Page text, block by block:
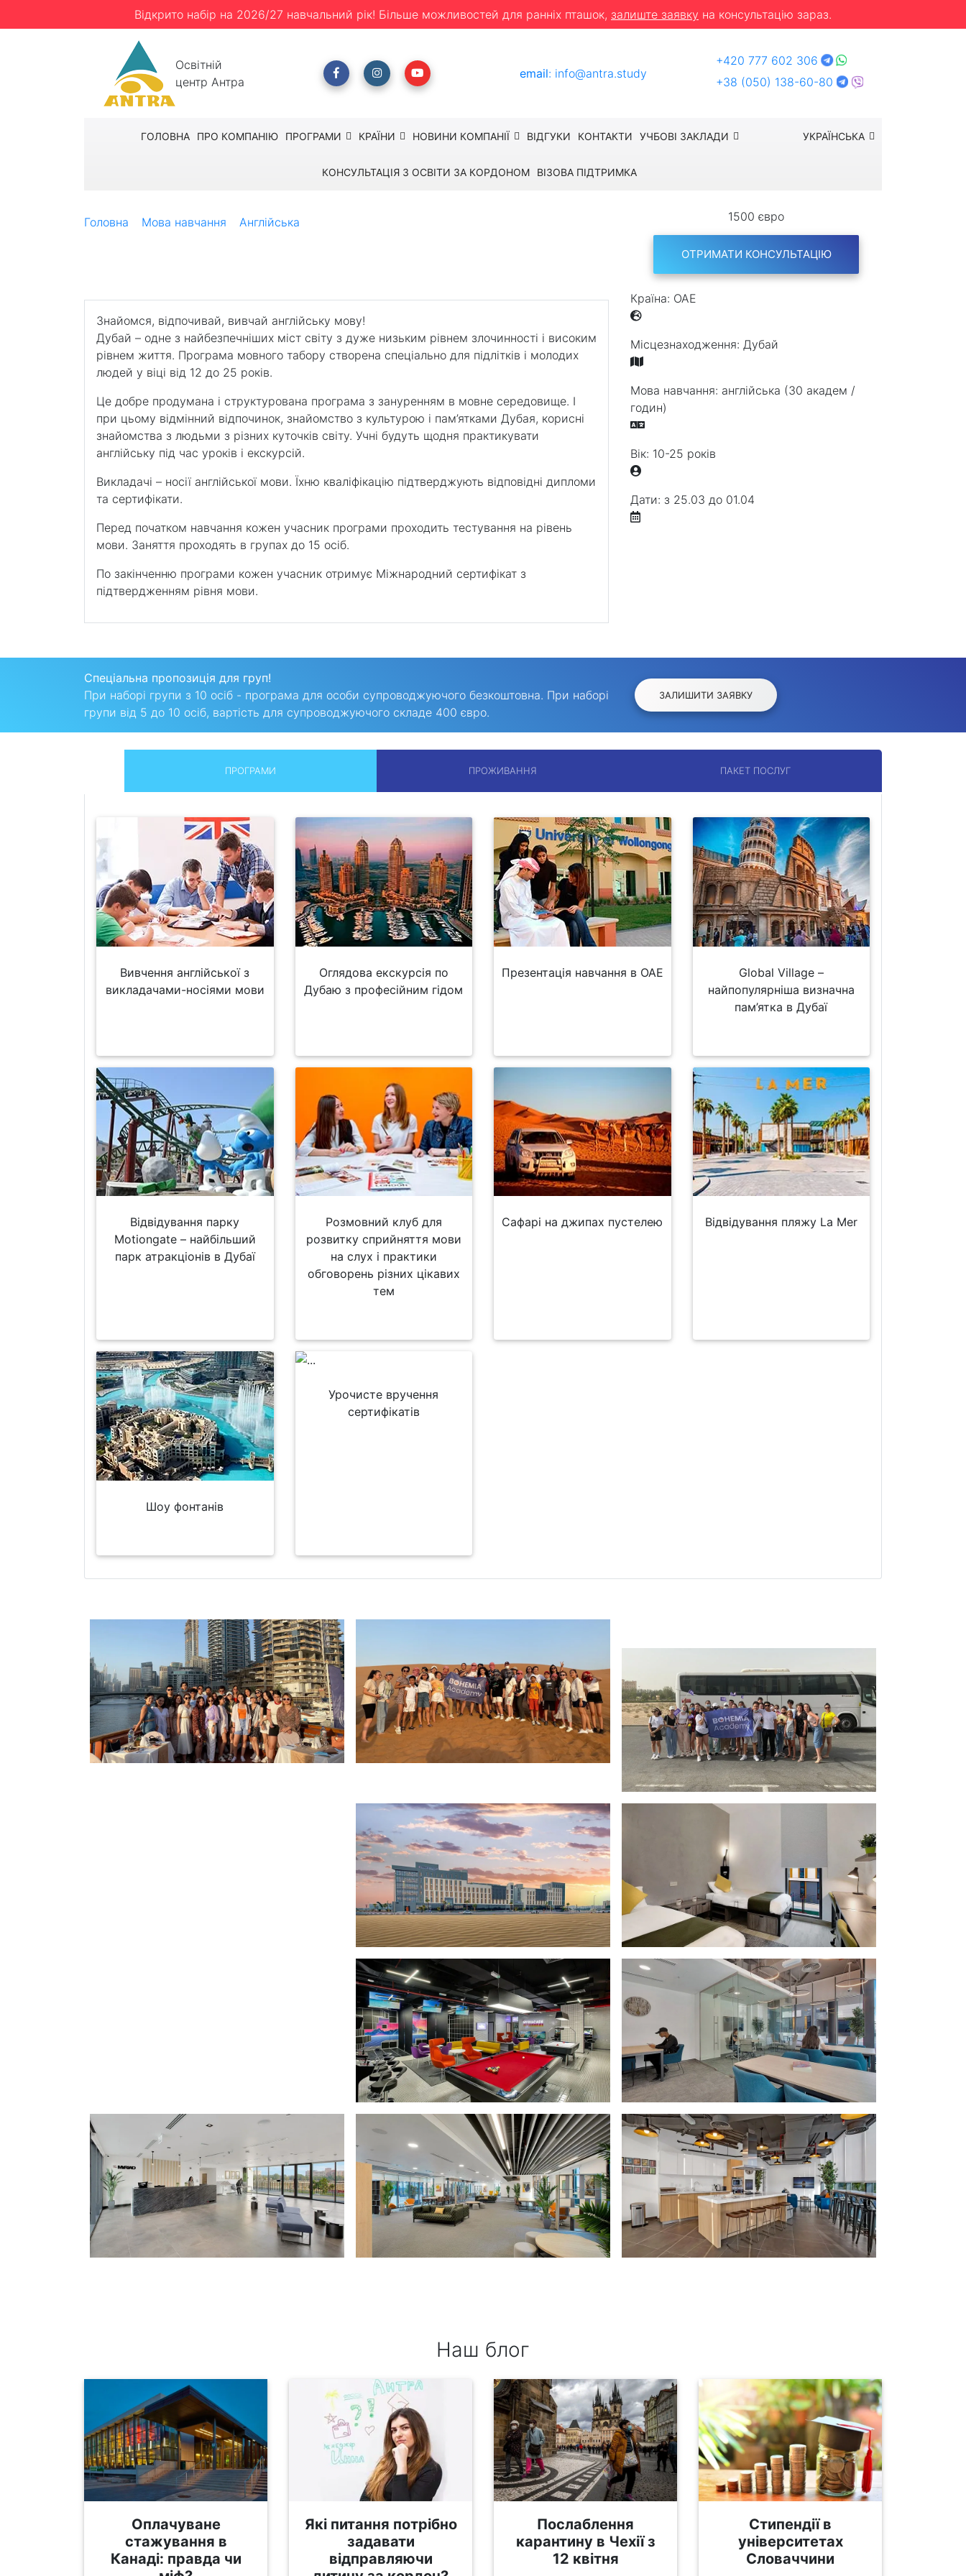
Відкрито набір на 2026/27 навчальний рік! Більше можливостей для ранніх пташок, залиште заявку на консультацію зараз.
Освітній
центр Антра
email: info@antra.study
+420 777 602 306
+38 (050) 138-60-80
ГОЛОВНА ПРО КОМПАНІЮ ПРОГРАМИ УКРАЇНСЬКА
КРАЇНИ НОВИНИ КОМПАНІЇ ВІДГУКИ КОНТАКТИ УЧБОВІ ЗАКЛАДИ
КОНСУЛЬТАЦІЯ З ОСВІТИ ЗА КОРДОНОМ ВІЗОВА ПІДТРИМКА
Головна Мова навчання Англійська
Знайомся, відпочивай, вивчай англійську мову!
Дубай – одне з найбезпечніших міст світу з дуже низьким рівнем злочинності і високим
рівнем життя. Програма мовного табору створена спеціально для підлітків і молодих
людей у ​​віці від 12 до 25 років.
Це добре продумана і структурована програма з зануренням в мовне середовище. І
при цьому відмінний відпочинок, знайомство з культурою і пам’ятками Дубая, корисні
знайомства з людьми з різних куточків світу. Учні будуть щодня практикувати
англійську під час уроків і екскурсій.
Викладачі – носії англійської мови. Їхню кваліфікацію підтверджують відповідні дипломи
та сертифікати.
Перед початком навчання кожен учасник програми проходить тестування на рівень
мови. Заняття проходять в групах до 15 осіб.
По закінченню програми кожен учасник отримує Міжнародний сертифікат з
підтвердженням рівня мови.
1500 євро
ОТРИМАТИ КОНСУЛЬТАЦІЮ
Країна: ОАЕ
Місцезнаходження: Дубай
Мова навчання: англійська (30 академ /
годин)
Вік: 10-25 років
Дати: з 25.03 до 01.04
Спеціальна пропозиція для груп!
При наборі групи з 10 осіб - програма для особи супроводжуючого безкоштовна. При наборі
групи від 5 до 10 осіб, вартість для супроводжуючого складе 400 євро.
ЗАЛИШИТИ ЗАЯВКУ
ПРОГРАМИ ПРОЖИВАННЯ ПАКЕТ ПОСЛУГ
Вивчення англійської з
викладачами-носіями мови
Оглядова екскурсія по
Дубаю з професійним гідом
Презентація навчання в ОАЕ
Global Village –
найпопулярніша визначна
пам’ятка в Дубаї
Відвідування парку
Motiongate – найбільший
парк атракціонів в Дубаї
Розмовний клуб для
розвитку сприйняття мови
на слух і практики
обговорень різних цікавих
тем
Сафарі на джипах пустелею Відвідування пляжу La Mer
Шоу фонтанів
Урочисте вручення
сертифікатів
Наш блог
Оплачуване
стажування в
Канаді: правда чи
Які питання потрібно
задавати
відправляючи
Послаблення
карантину в Чехії з
12 квітня
Стипендії в
університетах
Словаччини